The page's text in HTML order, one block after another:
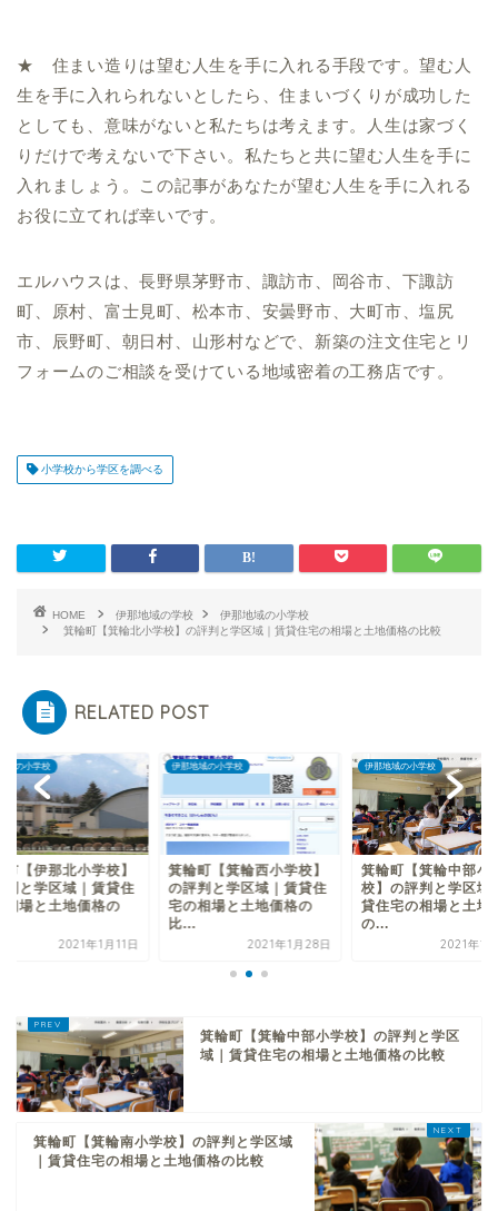
★ 住まい造りは望む人生を手に入れる手段です。望む人
生を手に入れられないとしたら、住まいづくりが成功した
としても、意味がないと私たちは考えます。人生は家づく
りだけで考えないで下さい。私たちと共に望む人生を手に
入れましょう。この記事があなたが望む人生を手に入れる
お役に立てれば幸いです。
エルハウスは、長野県茅野市、諏訪市、岡谷市、下諏訪
町、原村、富士見町、松本市、安曇野市、大町市、塩尻
市、辰野町、朝日村、山形村などで、新築の注文住宅とリ
フォームのご相談を受けている地域密着の工務店です。
小学校から学区を調べる
HOME 伊那地域の学校
伊那地域の小学校
箕輪町【箕輪北小学校】の評判と学区域｜賃貸住宅の相場と土地価格の比較
RELATED POST
域の小学校
市【伊那北小学校】
判と学区域｜賃貸住
相場と土地価格の
2021年1月11日
伊那地域の小学校
箕輪町【箕輪西小学校】
の評判と学区域｜賃貸住
宅の相場と土地価格の
比...
2021年1月28日
伊那地域の小学校
箕輪町【箕輪中部小
校】の評判と学区域
貸住宅の相場と土地
の...
2021年1
箕輪町【箕輪中部小学校】の評判と学区
域｜賃貸住宅の相場と土地価格の比較
箕輪町【箕輪南小学校】の評判と学区域
｜賃貸住宅の相場と土地価格の比較